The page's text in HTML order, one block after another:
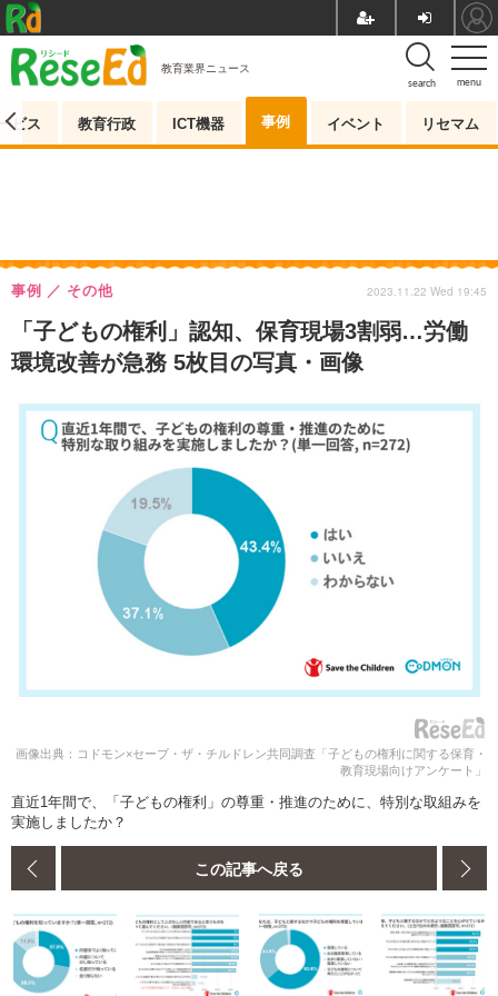
menu
search
教育業界ニュース
ビス 教育行政 ICT機器 事例 イベント リセマム
「子どもの権利」認知、保育現場3割弱…労働
環境改善が急務 5枚目の写真・画像
事例 その他 2023.11.22 Wed 19:45
画像出典：コドモン×セーブ・ザ・チルドレン共同調査「子どもの権利に関する保育・
教育現場向けアンケート」
直近1年間で、「子どもの権利」の尊重・推進のために、特別な取組みを
実施しましたか？
この記事へ戻る